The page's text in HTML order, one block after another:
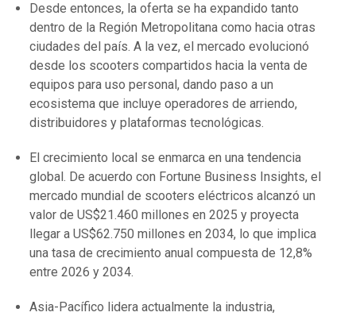
Desde entonces, la oferta se ha expandido tanto
dentro de la Región Metropolitana como hacia otras
ciudades del país. A la vez, el mercado evolucionó
desde los scooters compartidos hacia la venta de
equipos para uso personal, dando paso a un
ecosistema que incluye operadores de arriendo,
distribuidores y plataformas tecnológicas.
El crecimiento local se enmarca en una tendencia
global. De acuerdo con Fortune Business Insights, el
mercado mundial de scooters eléctricos alcanzó un
valor de US$21.460 millones en 2025 y proyecta
llegar a US$62.750 millones en 2034, lo que implica
una tasa de crecimiento anual compuesta de 12,8%
entre 2026 y 2034.
Asia-Pacífico lidera actualmente la industria,